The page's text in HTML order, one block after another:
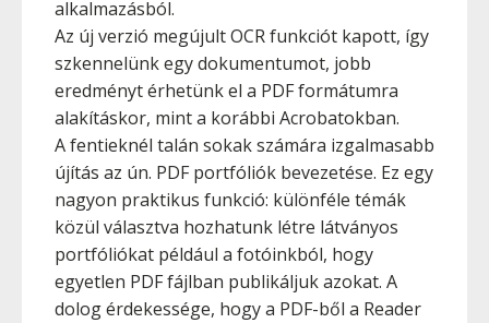
alkalmazásból.
Az új verzió megújult OCR funkciót kapott, így
szkennelünk egy dokumentumot, jobb
eredményt érhetünk el a PDF formátumra
alakításkor, mint a korábbi Acrobatokban.
A fentieknél talán sokak számára izgalmasabb
újítás az ún. PDF portfóliók bevezetése. Ez egy
nagyon praktikus funkció: különféle témák
közül választva hozhatunk létre látványos
portfóliókat például a fotóinkból, hogy
egyetlen PDF fájlban publikáljuk azokat. A
dolog érdekessége, hogy a PDF-ből a Reader